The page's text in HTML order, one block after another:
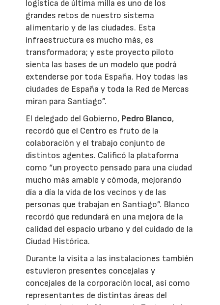
logística de última milla es uno de los
grandes retos de nuestro sistema
alimentario y de las ciudades. Esta
infraestructura es mucho más, es
transformadora; y este proyecto piloto
sienta las bases de un modelo que podrá
extenderse por toda España. Hoy todas las
ciudades de España y toda la Red de Mercas
miran para Santiago”.
El delegado del Gobierno, Pedro Blanco,
recordó que el Centro es fruto de la
colaboración y el trabajo conjunto de
distintos agentes. Calificó la plataforma
como “un proyecto pensado para una ciudad
mucho más amable y cómoda, mejorando
día a día la vida de los vecinos y de las
personas que trabajan en Santiago”. Blanco
recordó que redundará en una mejora de la
calidad del espacio urbano y del cuidado de la
Ciudad Histórica.
Durante la visita a las instalaciones también
estuvieron presentes concejalas y
concejales de la corporación local, así como
representantes de distintas áreas del